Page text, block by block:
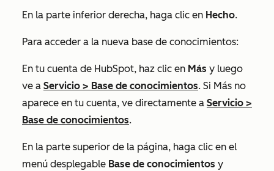
En la parte inferior derecha, haga clic en Hecho.
Para acceder a la nueva base de conocimientos:
En tu cuenta de HubSpot, haz clic en Más y luego
ve a Servicio > Base de conocimientos. Si Más no
aparece en tu cuenta, ve directamente a Servicio >
Base de conocimientos.
En la parte superior de la página, haga clic en el
menú desplegable Base de conocimientos y